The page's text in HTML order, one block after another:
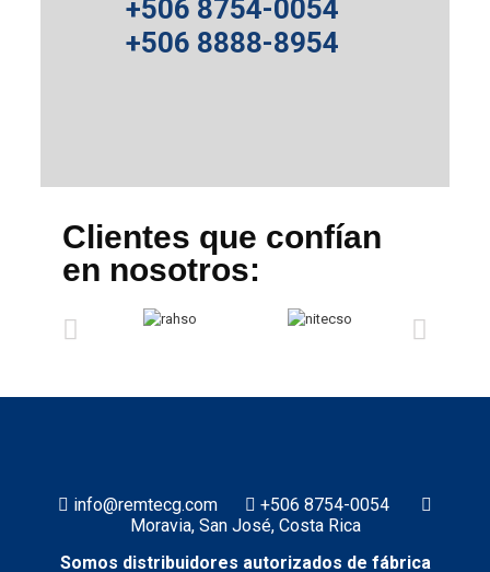
+506 8754-0054
+506 8888-8954
Clientes que confían
en nosotros:
info@remtecg.com
+506 8754-0054
Moravia, San José, Costa Rica
Somos distribuidores autorizados de fábrica